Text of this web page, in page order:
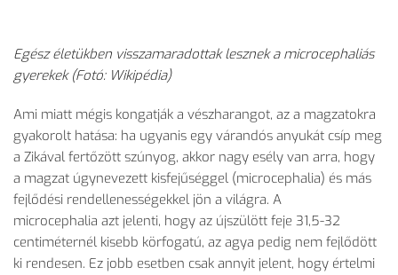
Egész életükben visszamaradottak lesznek a microcephaliás
gyerekek (Fotó: Wikipédia)
Ami miatt mégis kongatják a vészharangot, az a magzatokra
gyakorolt hatása: ha ugyanis egy várandós anyukát csíp meg
a Zikával fertőzött szúnyog, akkor nagy esély van arra, hogy
a magzat úgynevezett kisfejűséggel (microcephalia) és más
fejlődési rendellenességekkel jön a világra. A
microcephalia azt jelenti, hogy az újszülött feje 31,5-32
centiméternél kisebb körfogatú, az agya pedig nem fejlődött
ki rendesen. Ez jobb esetben csak annyit jelent, hogy értelmi